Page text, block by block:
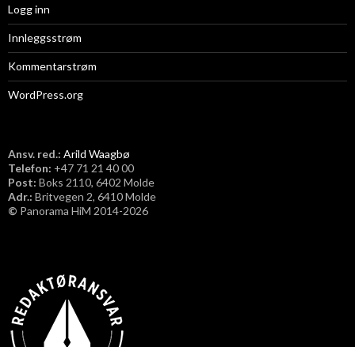
Logg inn
Innleggsstrøm
Kommentarstrøm
WordPress.org
Ansv. red.: Arild Waagbø
Telefon: ​+47 71 21 40 00
Post: Boks 2110, 6402 Molde
Adr.: Britvegen 2, 6410 Molde
© Panorama HiM 2014-2026